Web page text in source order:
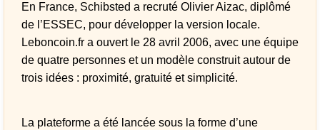
En France, Schibsted a recruté Olivier Aizac, diplômé
de l’ESSEC, pour développer la version locale.
Leboncoin.fr a ouvert le 28 avril 2006, avec une équipe
de quatre personnes et un modèle construit autour de
trois idées : proximité, gratuité et simplicité.
La plateforme a été lancée sous la forme d’une